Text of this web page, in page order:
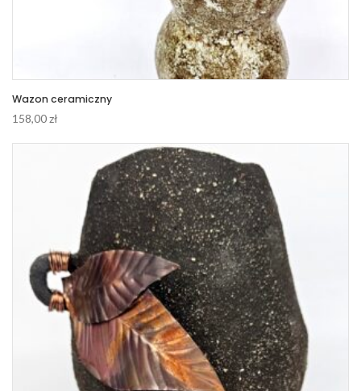
Wazon ceramiczny
158,00zł